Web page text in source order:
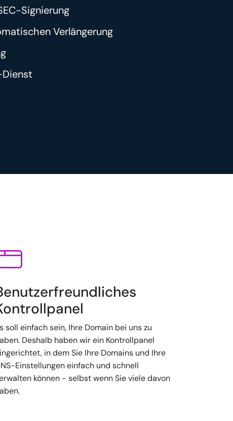
Signierung
Verlängerung
soll einfach sein, Ihre Domain bei uns zu
Deshalb haben wir ein Kontrollpanel
in dem Sie Ihre Domains und Ihre
Einstellungen einfach und schnell
können - selbst wenn Sie viele davon